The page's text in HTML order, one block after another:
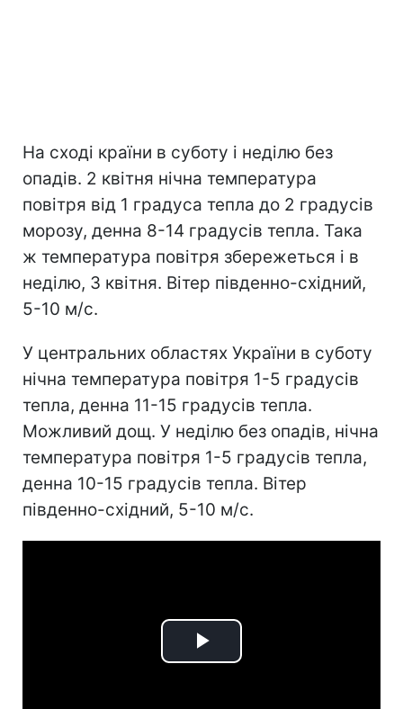
На сході країни в суботу і неділю без
опадів. 2 квітня нічна температура
повітря від 1 градуса тепла до 2 градусів
морозу, денна 8-14 градусів тепла. Така
ж температура повітря збережеться і в
неділю, 3 квітня. Вітер південно-східний,
5-10 м/с.
У центральних областях України в суботу
нічна температура повітря 1-5 градусів
тепла, денна 11-15 градусів тепла.
Можливий дощ. У неділю без опадів, нічна
температура повітря 1-5 градусів тепла,
денна 10-15 градусів тепла. Вітер
південно-східний, 5-10 м/с.
Play